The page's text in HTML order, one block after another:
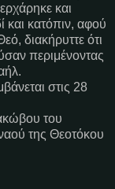
και
και κατόπιν, αφού
διακήρυττε ότι
περιμένοντας
στις 28
του
της Θεοτόκου